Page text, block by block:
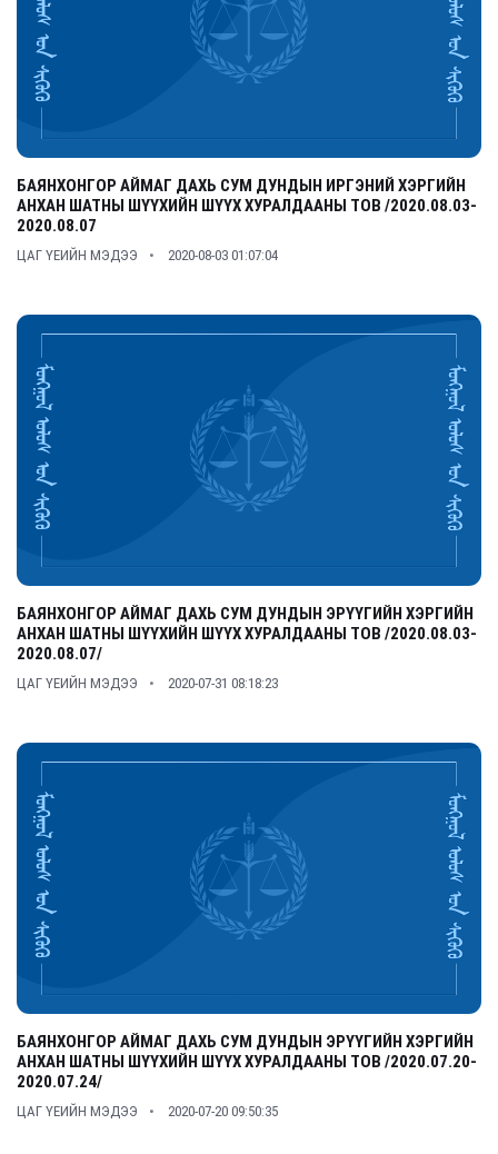
БАЯНХОНГОР АЙМАГ ДАХЬ СУМ ДУНДЫН ИРГЭНИЙ ХЭРГИЙН
АНХАН ШАТНЫ ШҮҮХИЙН ШҮҮХ ХУРАЛДААНЫ ТОВ /2020.08.03-
2020.08.07
ЦАГ ҮЕИЙН МЭДЭЭ 2020-08-03 01:07:04
БАЯНХОНГОР АЙМАГ ДАХЬ СУМ ДУНДЫН ЭРҮҮГИЙН ХЭРГИЙН
АНХАН ШАТНЫ ШҮҮХИЙН ШҮҮХ ХУРАЛДААНЫ ТОВ /2020.08.03-
2020.08.07/
ЦАГ ҮЕИЙН МЭДЭЭ 2020-07-31 08:18:23
БАЯНХОНГОР АЙМАГ ДАХЬ СУМ ДУНДЫН ЭРҮҮГИЙН ХЭРГИЙН
АНХАН ШАТНЫ ШҮҮХИЙН ШҮҮХ ХУРАЛДААНЫ ТОВ /2020.07.20-
2020.07.24/
ЦАГ ҮЕИЙН МЭДЭЭ 2020-07-20 09:50:35